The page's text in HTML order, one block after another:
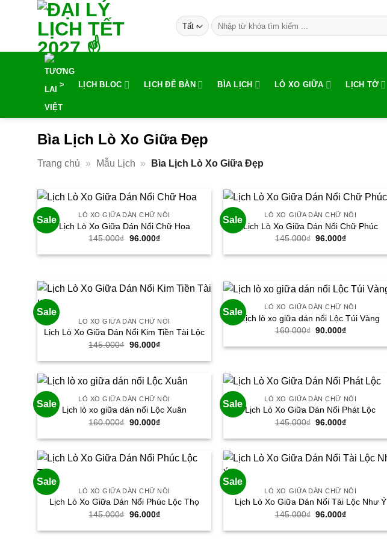
dung
Tìm
kiếm:
> LỊCH BLOC LỊCH ĐỂ BÀN BÌA LỊCH LÒ XO GIỮA LỊCH TỜ
Bìa Lịch Lò Xo Giữa Đẹp
Trang chủ » Mẫu Lịch » Bìa Lịch Lò Xo Giữa Đẹp
Sale LÒ XO GIỮA DÁN CHỮ NỔI
Lịch Lò Xo Giữa Dán Nổi Chữ Hoa
145.000₫ Giá
là:
96.000₫Giá
tại
Sale LÒ XO GIỮA DÁN CHỮ NỔI
Lịch Lò Xo Giữa Dán Nổi Chữ Phúc
145.000₫ Giá
là:
96.000₫Giá
tại
Sale
LÒ XO GIỮA DÁN CHỮ NỔI
Lịch Lò Xo Giữa Dán Nổi Kim Tiền Tài Lộc
145.000₫ Giá
là:
96.000₫Giá
tại
96.000₫.
Sale LÒ XO GIỮA DÁN CHỮ NỔI
Lịch lò xo giữa dán nổi Lộc Túi Vàng
160.000₫ Giá
là:
90.000₫Giá
tại
Sale LÒ XO GIỮA DÁN CHỮ NỔI
Lịch lò xo giữa dán nổi Lộc Xuân
160.000₫ Giá
là:
90.000₫Giá
tại
90.000₫.
Sale LÒ XO GIỮA DÁN CHỮ NỔI
Lịch Lò Xo Giữa Dán Nổi Phát Lộc
145.000₫ Giá
là:
96.000₫Giá
tại
96.000₫.
Sale
LÒ XO GIỮA DÁN CHỮ NỔI
Lịch Lò Xo Giữa Dán Nổi Phúc Lộc Thọ
145.000₫ Giá
là:
96.000₫Giá
tại
Sale
LÒ XO GIỮA DÁN CHỮ NỔI
Lịch Lò Xo Giữa Dán Nổi Tài Lộc Như Ý
145.000₫ Giá
là:
96.000₫Giá
tại